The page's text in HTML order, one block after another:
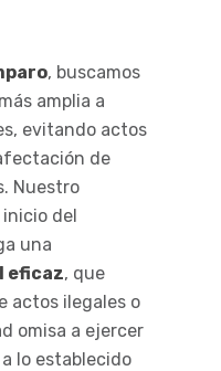
, buscamos
amplia a
evitando actos
de
Nuestro
del
una
eficaz, que
actos ilegales o
omisa a ejercer
lo establecido